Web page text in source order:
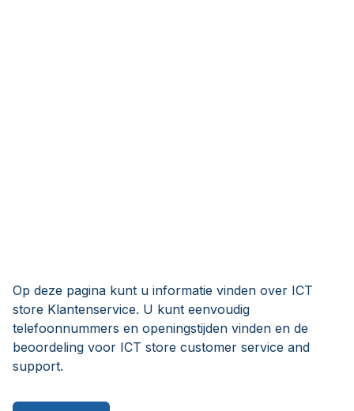
Op deze pagina kunt u informatie vinden over ICT
store Klantenservice. U kunt eenvoudig
telefoonnummers en openingstijden vinden en de
beoordeling voor ICT store customer service and
support.